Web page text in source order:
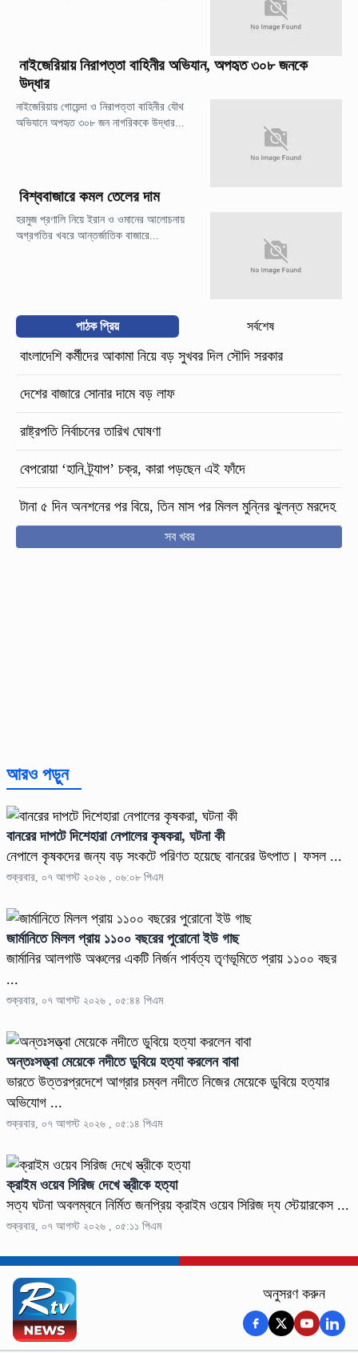
নাইজেরিয়ায় নিরাপত্তা বাহিনীর অভিযান, অপহৃত ৩০৮ জনকে
উদ্ধার
নাইজেরিয়ায় গোয়েন্দা ও নিরাপত্তা বাহিনীর যৌথ
অভিযানে অপহৃত ৩০৮ জন নাগরিককে উদ্ধার...
বিশ্ববাজারে কমল তেলের দাম
হরমুজ প্রণালি নিয়ে ইরান ও ওমানের আলোচনায়
অগ্রগতির খবরে আন্তর্জাতিক বাজারে...
পাঠক প্রিয় সর্বশেষ
বাংলাদেশি কর্মীদের আকামা নিয়ে বড় সুখবর দিল সৌদি সরকার
দেশের বাজারে সোনার দামে বড় লাফ
রাষ্ট্রপতি নির্বাচনের তারিখ ঘোষণা
বেপরোয়া ‘হানি ট্র্যাপ’ চক্র, কারা পড়ছেন এই ফাঁদে
টানা ৫ দিন অনশনের পর বিয়ে, তিন মাস পর মিলল মুন্নির ঝুলন্ত মরদেহ
সব খবর
আরও পড়ুন
বানরের দাপটে দিশেহারা নেপালের কৃষকরা, ঘটনা কী
নেপালে কৃষকদের জন্য বড় সংকটে পরিণত হয়েছে বানরের উৎপাত। ফসল ...
শুক্রবার, ০৭ আগস্ট ২০২৬ , ০৬:০৮ পিএম
জার্মানিতে মিলল প্রায় ১১০০ বছরের পুরোনো ইউ গাছ
জার্মানির আলগাউ অঞ্চলের একটি নির্জন পার্বত্য তৃণভূমিতে প্রায় ১১০০ বছর
...
শুক্রবার, ০৭ আগস্ট ২০২৬ , ০৫:৪৪ পিএম
অন্তঃসত্ত্বা মেয়েকে নদীতে ডুবিয়ে হত্যা করলেন বাবা
ভারতে উত্তরপ্রদেশে আগ্রার চম্বল নদীতে নিজের মেয়েকে ডুবিয়ে হত্যার
অভিযোগ ...
শুক্রবার, ০৭ আগস্ট ২০২৬ , ০৫:১৪ পিএম
ক্রাইম ওয়েব সিরিজ দেখে স্ত্রীকে হত্যা
সত্য ঘটনা অবলম্বনে নির্মিত জনপ্রিয় ক্রাইম ওয়েব সিরিজ দ্য স্টেয়ারকেস ...
শুক্রবার, ০৭ আগস্ট ২০২৬ , ০৫:১১ পিএম
অনুসরণ করুন